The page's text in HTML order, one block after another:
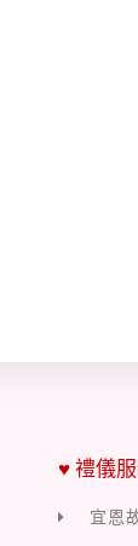
♥ 禮儀
宜恩